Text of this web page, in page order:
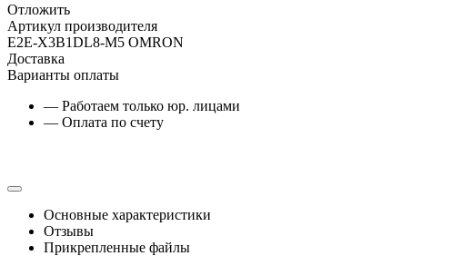
Отложить
Артикул производителя
E2E-X3B1DL8-M5 OMRON
Доставка
Варианты оплаты
— Работаем только юр. лицами
— Оплата по счету
Основные характеристики
Отзывы
Прикрепленные файлы